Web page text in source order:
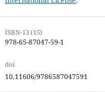
ISBN-13 (15)
978-65-87047-59-1
doi
10.11606/9786587047591